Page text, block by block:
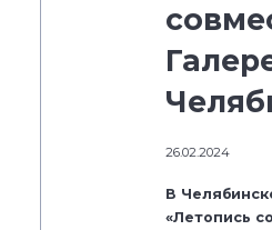
26.02.2024
В
«Летопись